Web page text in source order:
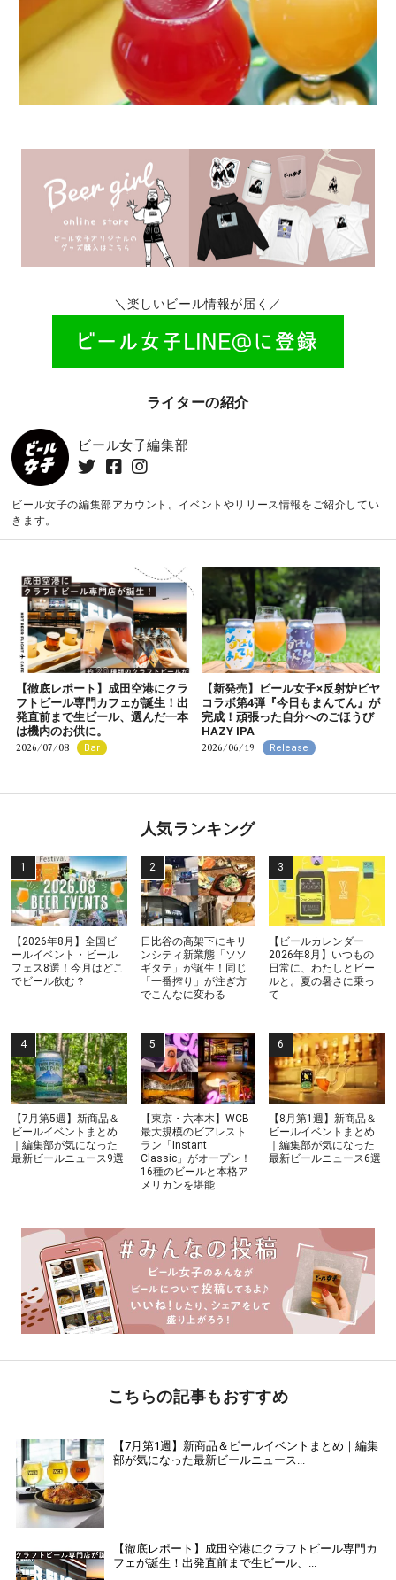
＼楽しいビール情報が届く／
ライターの紹介
ビール女子編集部
ビール女子の編集部アカウント。イベントやリリース情報をご紹介してい
きます。
【徹底レポート】成田空港にクラ
フトビール専門カフェが誕生！出
発直前まで生ビール、選んだ一本
は機内のお供に。
2026/07/08 Bar
【新発売】ビール女子×反射炉ビヤ
コラボ第4弾『今日もまんてん』が
完成！頑張った自分へのごほうび
HAZY IPA
2026/06/19 Release
人気ランキング
【2026年8月】全国ビ
ールイベント・ビール
フェス8選！今月はどこ
でビール飲む？
日比谷の高架下にキリ
ンシティ新業態「ソソ
ギタテ」が誕生！同じ
「一番搾り」が注ぎ方
でこんなに変わる
【ビールカレンダー
2026年8月】いつもの
日常に、わたしとビー
ルと。夏の暑さに乗っ
て
【7月第5週】新商品＆
ビールイベントまとめ
｜編集部が気になった
最新ビールニュース9選
【東京・六本木】WCB
最大規模のビアレスト
ラン「Instant
Classic」がオープン！
16種のビールと本格ア
メリカンを堪能
【8月第1週】新商品＆
ビールイベントまとめ
｜編集部が気になった
最新ビールニュース6選
こちらの記事もおすすめ
【7月第1週】新商品＆ビールイベントまとめ｜編集
部が気になった最新ビールニュース...
【徹底レポート】成田空港にクラフトビール専門カ
フェが誕生！出発直前まで生ビール、...